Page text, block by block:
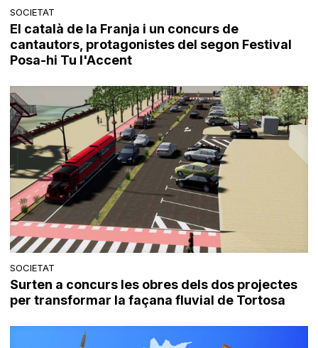
SOCIETAT
El català de la Franja i un concurs de
cantautors, protagonistes del segon Festival
Posa-hi Tu l'Accent
SOCIETAT
Surten a concurs les obres dels dos projectes
per transformar la façana fluvial de Tortosa